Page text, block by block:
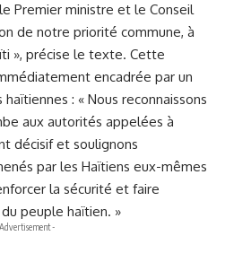
Premier ministre et le Conseil
de notre priorité commune, à
», précise le texte. Cette
encadrée par un
: « Nous reconnaissons
aux autorités appelées à
décisif et soulignons
par les Haïtiens eux-mêmes
la sécurité et faire
peuple haïtien. »
-